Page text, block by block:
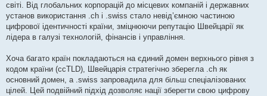
світі. Від глобальних корпорацій до місцевих компаній і державних
установ використання .ch і .swiss стало невід’ємною частиною
цифрової ідентичності країни, зміцнюючи репутацію Швейцарії як
лідера в галузі технологій, фінансів і управління.
Хоча багато країн покладаються на єдиний домен верхнього рівня з
кодом країни (ccTLD), Швейцарія стратегічно зберегла .ch як
основний домен, а .swiss запровадила для більш спеціалізованих
цілей. Цей подвійний підхід дозволяє нації зберегти свою цифрову